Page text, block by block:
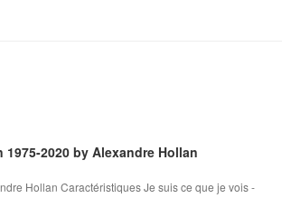
2020 by Alexandre Hollan
Hollan Caractéristiques Je suis ce que je vois -